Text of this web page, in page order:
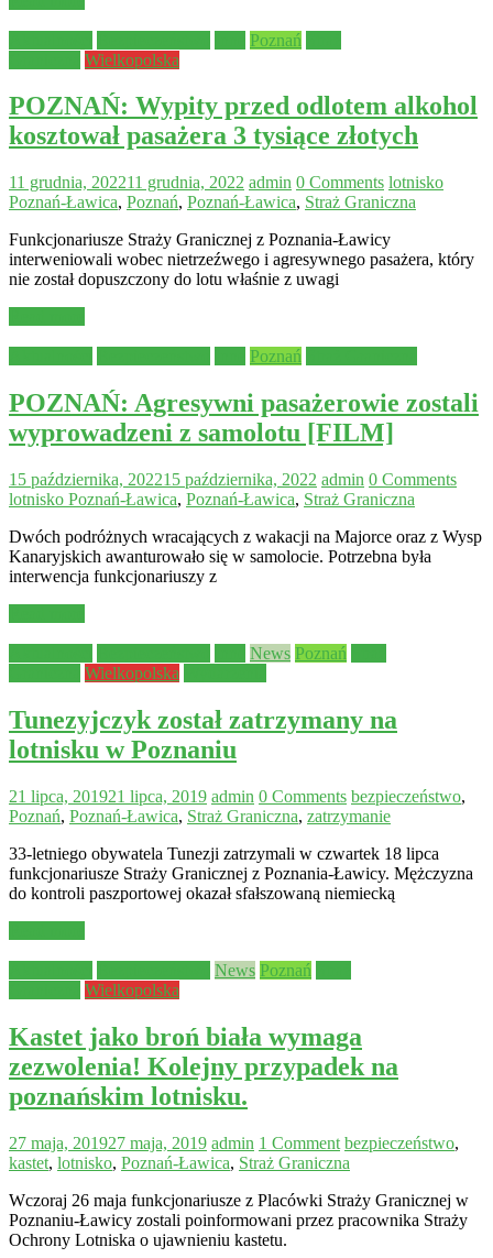
Poznań
Wielkopolska
POZNAŃ: Wypity przed odlotem alkohol
kosztował pasażera 3 tysiące złotych
11 grudnia, 202211 grudnia, 2022 admin 0 Comments lotnisko
Poznań-Ławica, Poznań, Poznań-Ławica, Straż Graniczna
Funkcjonariusze Straży Granicznej z Poznania-Ławicy
interweniowali wobec nietrzeźwego i agresywnego pasażera, który
nie został dopuszczony do lotu właśnie z uwagi
Poznań
POZNAŃ: Agresywni pasażerowie zostali
wyprowadzeni z samolotu [FILM]
15 października, 202215 października, 2022 admin 0 Comments
lotnisko Poznań-Ławica, Poznań-Ławica, Straż Graniczna
Dwóch podróżnych wracających z wakacji na Majorce oraz z Wysp
Kanaryjskich awanturowało się w samolocie. Potrzebna była
interwencja funkcjonariuszy z
News Poznań
Wielkopolska
Tunezyjczyk został zatrzymany na
lotnisku w Poznaniu
21 lipca, 201921 lipca, 2019 admin 0 Comments bezpieczeństwo,
Poznań, Poznań-Ławica, Straż Graniczna, zatrzymanie
33-letniego obywatela Tunezji zatrzymali w czwartek 18 lipca
funkcjonariusze Straży Granicznej z Poznania-Ławicy. Mężczyzna
do kontroli paszportowej okazał sfałszowaną niemiecką
News Poznań
Wielkopolska
Kastet jako broń biała wymaga
zezwolenia! Kolejny przypadek na
poznańskim lotnisku.
27 maja, 201927 maja, 2019 admin 1 Comment bezpieczeństwo,
kastet, lotnisko, Poznań-Ławica, Straż Graniczna
Wczoraj 26 maja funkcjonariusze z Placówki Straży Granicznej w
Poznaniu-Ławicy zostali poinformowani przez pracownika Straży
Ochrony Lotniska o ujawnieniu kastetu.